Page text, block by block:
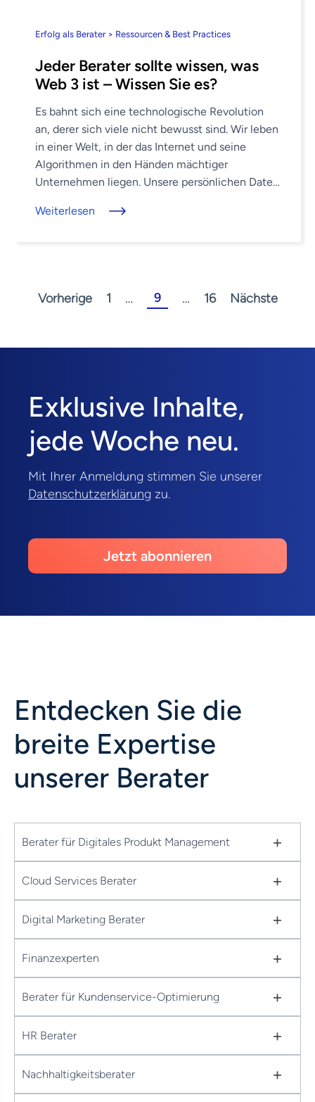
Erfolg als Berater > Ressourcen & Best Practices
Jeder Berater sollte wissen, was
Web 3 ist – Wissen Sie es?
Es bahnt sich eine technologische Revolution
an, derer sich viele nicht bewusst sind. Wir leben
in einer Welt, in der das Internet und seine
Algorithmen in den Händen mächtiger
Unternehmen liegen. Unsere persönlichen Daten
Weiterlesen
Vorherige 1 … 9 … 16 Nächste
Exklusive Inhalte,
jede Woche neu.
Mit Ihrer Anmeldung stimmen Sie unserer
Datenschutzerklärung zu.
Jetzt abonnieren
Entdecken Sie die
breite Expertise
unserer Berater
Berater für Digitales Produkt Management +
Cloud Services Berater +
Digital Marketing Berater +
Finanzexperten +
Berater für Kundenservice-Optimierung +
HR Berater +
Nachhaltigkeitsberater +